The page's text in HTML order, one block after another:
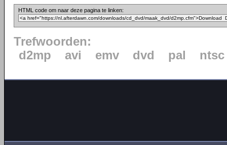
HTML code om naar deze pagina te linken:
Trefwoorden:
d2mp
avi emv dvd pal ntsc